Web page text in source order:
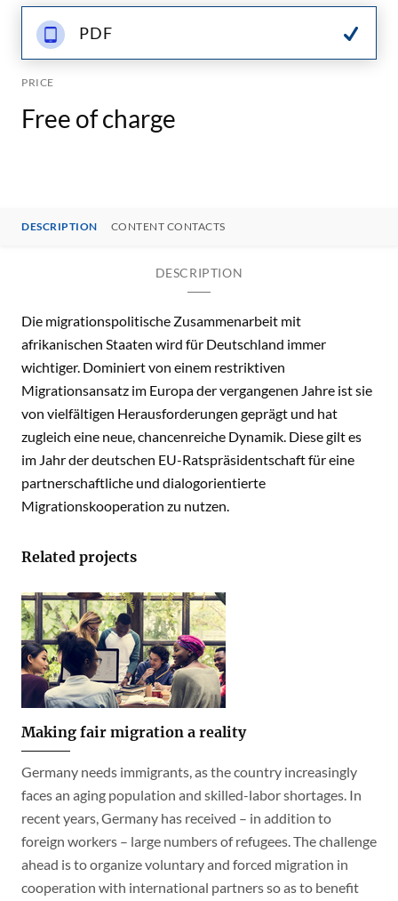
PDF
PRICE
Free of charge
DESCRIPTION CONTENT CONTACTS
DESCRIPTION
Die migrationspolitische Zusammenarbeit mit
afrikanischen Staaten wird für Deutschland immer
wichtiger. Dominiert von einem restriktiven
Migrationsansatz im Europa der vergangenen Jahre ist sie
von vielfältigen Herausforderungen geprägt und hat
zugleich eine neue, chancenreiche Dynamik. Diese gilt es
im Jahr der deutschen EU-Ratspräsidentschaft für eine
partnerschaftliche und dialogorientierte
Migrationskooperation zu nutzen.
Related projects
Making fair migration a reality
Germany needs immigrants, as the country increasingly
faces an aging population and skilled-labor shortages. In
recent years, Germany has received – in addition to
foreign workers – large numbers of refugees. The challenge
ahead is to organize voluntary and forced migration in
cooperation with international partners so as to benefit